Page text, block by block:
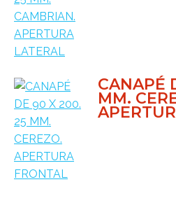
CANAPÉ
MM.